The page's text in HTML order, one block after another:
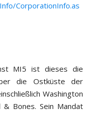
CorporationInfo.as
MI5 ist dieses die
die Ostküste der
Washington
& Bones. Sein Mandat